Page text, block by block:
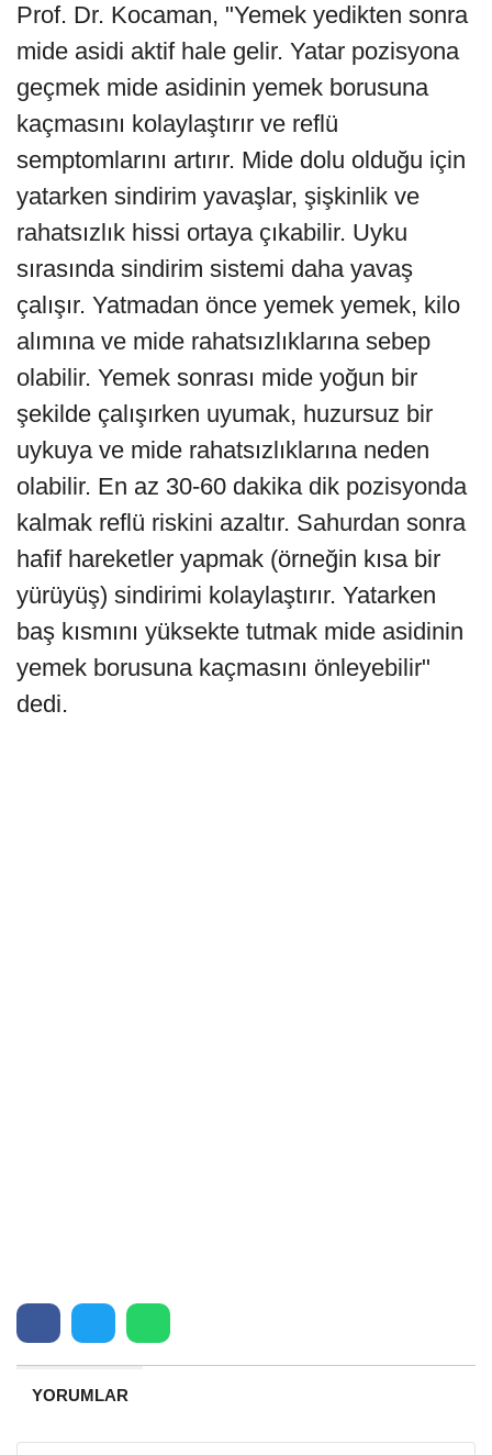
Prof. Dr. Kocaman, "Yemek yedikten sonra
mide asidi aktif hale gelir. Yatar pozisyona
geçmek mide asidinin yemek borusuna
kaçmasını kolaylaştırır ve reflü
semptomlarını artırır. Mide dolu olduğu için
yatarken sindirim yavaşlar, şişkinlik ve
rahatsızlık hissi ortaya çıkabilir. Uyku
sırasında sindirim sistemi daha yavaş
çalışır. Yatmadan önce yemek yemek, kilo
alımına ve mide rahatsızlıklarına sebep
olabilir. Yemek sonrası mide yoğun bir
şekilde çalışırken uyumak, huzursuz bir
uykuya ve mide rahatsızlıklarına neden
olabilir. En az 30-60 dakika dik pozisyonda
kalmak reflü riskini azaltır. Sahurdan sonra
hafif hareketler yapmak (örneğin kısa bir
yürüyüş) sindirimi kolaylaştırır. Yatarken
baş kısmını yüksekte tutmak mide asidinin
yemek borusuna kaçmasını önleyebilir"
dedi.
YORUMLAR